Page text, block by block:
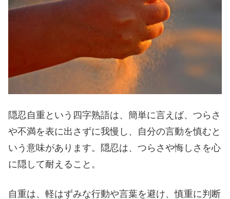
隠忍自重という四字熟語は、簡単に言えば、つらさ
や不満を表に出さずに我慢し、自分の言動を慎むと
いう意味があります。隠忍は、つらさや悔しさを心
に隠して耐えること。
自重は、軽はずみな行動や言葉を避け、慎重に判断